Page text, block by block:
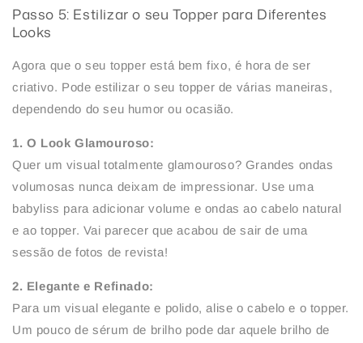
Passo 5: Estilizar o seu Topper para Diferentes
Looks
Agora que o seu topper está bem fixo, é hora de ser
criativo. Pode estilizar o seu topper de várias maneiras,
dependendo do seu humor ou ocasião.
1. O Look Glamouroso:
Quer um visual totalmente glamouroso? Grandes ondas
volumosas nunca deixam de impressionar. Use uma
babyliss para adicionar volume e ondas ao cabelo natural
e ao topper. Vai parecer que acabou de sair de uma
sessão de fotos de revista!
2. Elegante e Refinado:
Para um visual elegante e polido, alise o cabelo e o topper.
Um pouco de sérum de brilho pode dar aquele brilho de